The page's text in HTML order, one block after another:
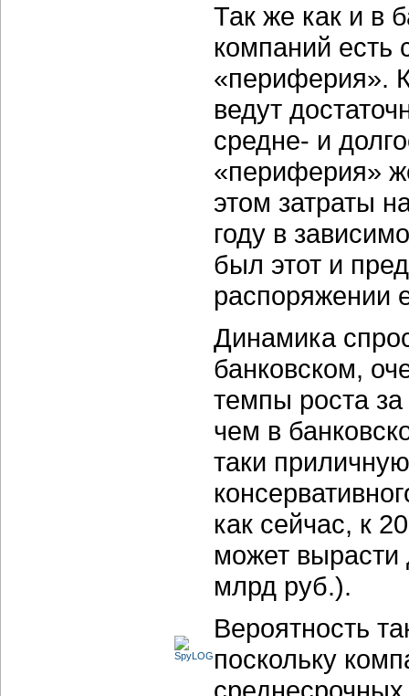
Так же как и в
компаний есть
«периферия».
ведут
средне- и
«периферия»
этом затраты
году в
был этот и
распоряжении
Динамика
банковском,
темпы роста
чем в
таки
как сейчас, к
может
млрд руб.).
Вероятность
поскольку